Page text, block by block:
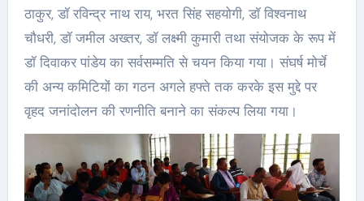
ठाकुर, डॉ रविन्द्र नाथ राय, भरत सिंह सहयोगी, डॉ विश्वनाथ
चौधरी, डॉ जमील अख्तर, डॉ लक्ष्मी कुमारी तथा संयोजक के रूप में
डॉ दिवाकर पांडेय का सर्वसम्मति से चयन किया गया। संघर्ष मोर्चे
की अन्य कमिटियों का गठन अगले हफ्ते तक करके इस मुद्दे पर
वृहद जनांदोलन की रणनीति बनाने का संकल्प लिया गया।